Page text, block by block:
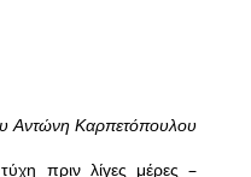
Αντώνη Καρπετόπουλου
πριν λίγες μέρες –